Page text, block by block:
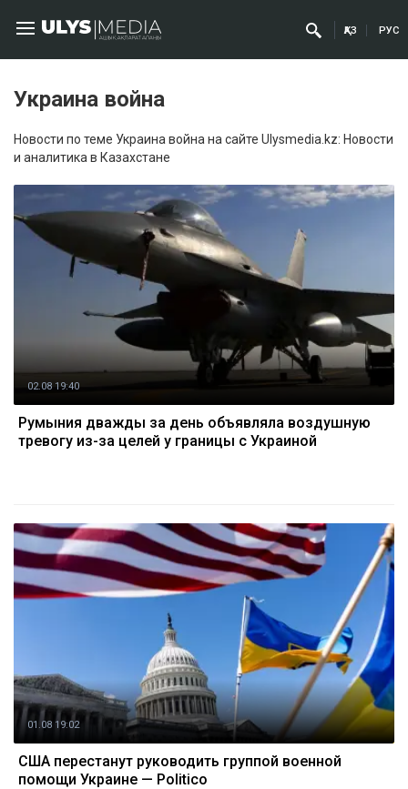
ҚАЗ РУС
Украина война
Новости по теме Украина война на сайте Ulysmedia.kz: Новости
и аналитика в Казахстане
02.08 19:40
Румыния дважды за день объявляла воздушную
тревогу из-за целей у границы с Украиной
01.08 19:02
США перестанут руководить группой военной
помощи Украине — Politico